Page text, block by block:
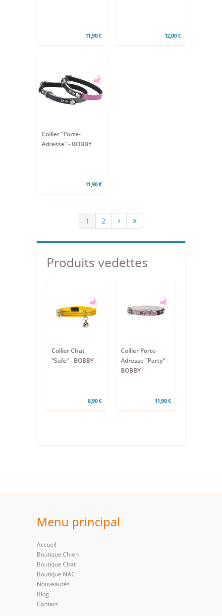
11,90 € 12,00 €
Collier "Porte-
Adresse" - BOBBY
11,90 €
1 2
Produits vedettes
Collier Chat
"Safe" - BOBBY
8,90 €
Collier Porte-
Adresse "Party" -
BOBBY
11,90 €
Menu principal
Accueil
Boutique Chien
Boutique Chat
Boutique NAC
Nouveautés
Blog
Contact